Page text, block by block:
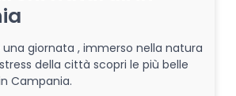
una giornata , immerso nella natura
della città scopri le più belle
Campania.